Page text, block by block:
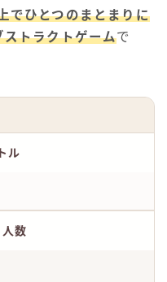
でひとつのまとまりに
トラクトゲームで
ル
数